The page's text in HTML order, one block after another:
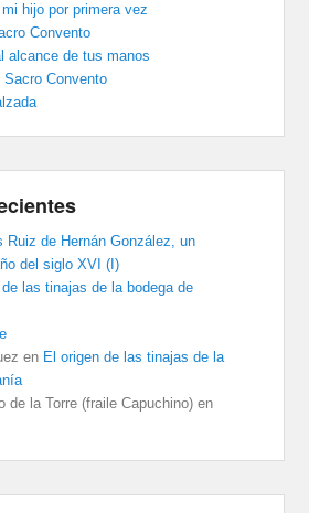
hijo por primera vez
Convento
alcance de tus manos
Sacro Convento
Ruiz de Hernán González, un
del siglo XVI (I)
de las tinajas de la bodega de
en El origen de las tinajas de la
de la Torre (fraile Capuchino) en